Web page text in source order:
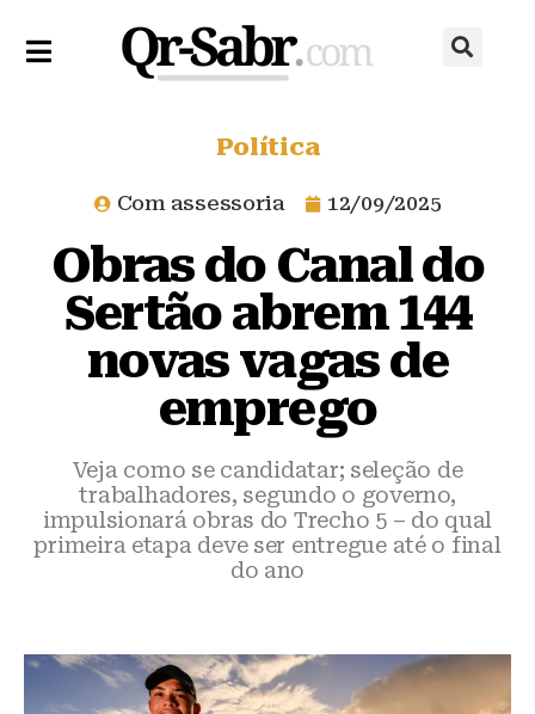
Política
Com assessoria 12/09/2025
Obras do Canal do
Sertão abrem 144
novas vagas de
emprego
Veja como se candidatar; seleção de
trabalhadores, segundo o governo,
impulsionará obras do Trecho 5 – do qual
primeira etapa deve ser entregue até o final
do ano